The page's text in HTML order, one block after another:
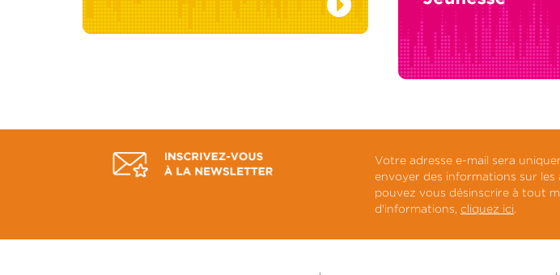
Votre adresse e-mail sera
envoyer des informations sur les
pouvez vous désinscrire à tout
d'informations, cliquez ici.